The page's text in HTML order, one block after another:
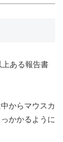
ある報告書
からマウスカ
かかるように